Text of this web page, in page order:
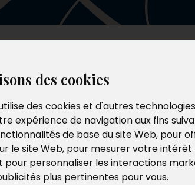
des cookies
des cookies et d'autres
expérience de navigation aux fins
de base du site Web, pour
le site Web, pour mesurer votre intérêt
pour personnaliser les interactions
plus pertinentes pour vous.